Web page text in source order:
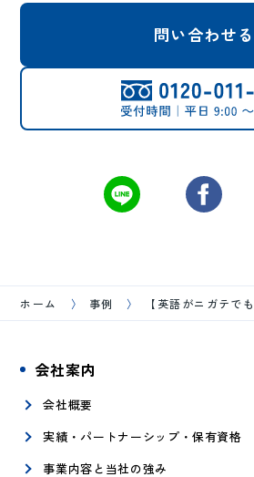
問い合わせる
ホーム 事例 【英語がニガテ
会社案内
会社概要
実績・パートナーシップ・保有資格
事業内容と当社の強み